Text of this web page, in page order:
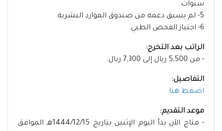
سنوات.
5- لم يسبق دعمه من صندوق الموارد البشرية.
6- اجتياز الفحص الطبي.
الراتب بعد التخرج:
- من 5,500 ريال إلى 7,300 ريال.
التفاصيل:
اضغط هنا
موعد التقديم:
- متاح الآن بدأ اليوم الإثنين بتاريخ 1444/12/15هـ الموافق